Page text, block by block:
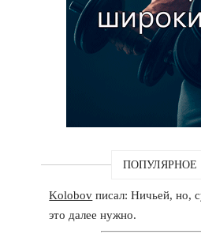
ПОПУЛЯРНОЕ
Kolobov писал: Ничьей, но,
это далее нужно.